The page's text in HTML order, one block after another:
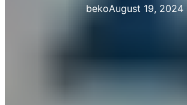
bekoAugust 19, 2024